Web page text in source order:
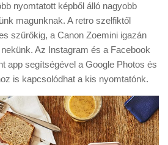
nyomtatott képből álló nagyobb
magunknak. A retro szelfiktől
szűrőkig, a Canon Zoemini igazán
Az Instagram és a Facebook
app segítségével a Google Photos és
is kapcsolódhat a kis nyomtatónk.